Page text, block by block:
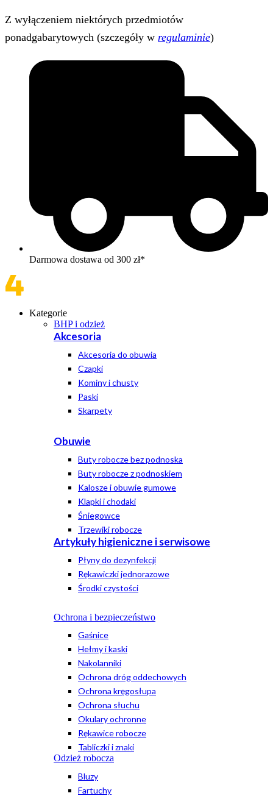
Z wyłączeniem niektórych przedmiotów
ponadgabarytowych (szczegóły w regulaminie)
Darmowa dostawa od 300 zł*
Kategorie
BHP i odzież
Akcesoria
Akcesoria do obuwia
Czapki
Kominy i chusty
Paski
Skarpety
Obuwie
Buty robocze bez podnoska
Buty robocze z podnoskiem
Kalosze i obuwie gumowe
Klapki i chodaki
Śniegowce
Trzewiki robocze
Artykuły higieniczne i serwisowe
Płyny do dezynfekcji
Rękawiczki jednorazowe
Środki czystości
Ochrona i bezpieczeństwo
Gaśnice
Hełmy i kaski
Nakolanniki
Ochrona dróg oddechowych
Ochrona kręgosłupa
Ochrona słuchu
Okulary ochronne
Rękawice robocze
Tabliczki i znaki
Odzież robocza
Bluzy
Fartuchy